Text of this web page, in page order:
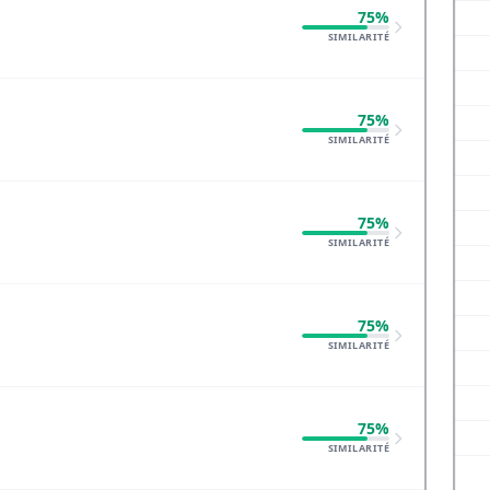
75%
SIMILARITÉ
75%
SIMILARITÉ
75%
SIMILARITÉ
75%
SIMILARITÉ
75%
SIMILARITÉ